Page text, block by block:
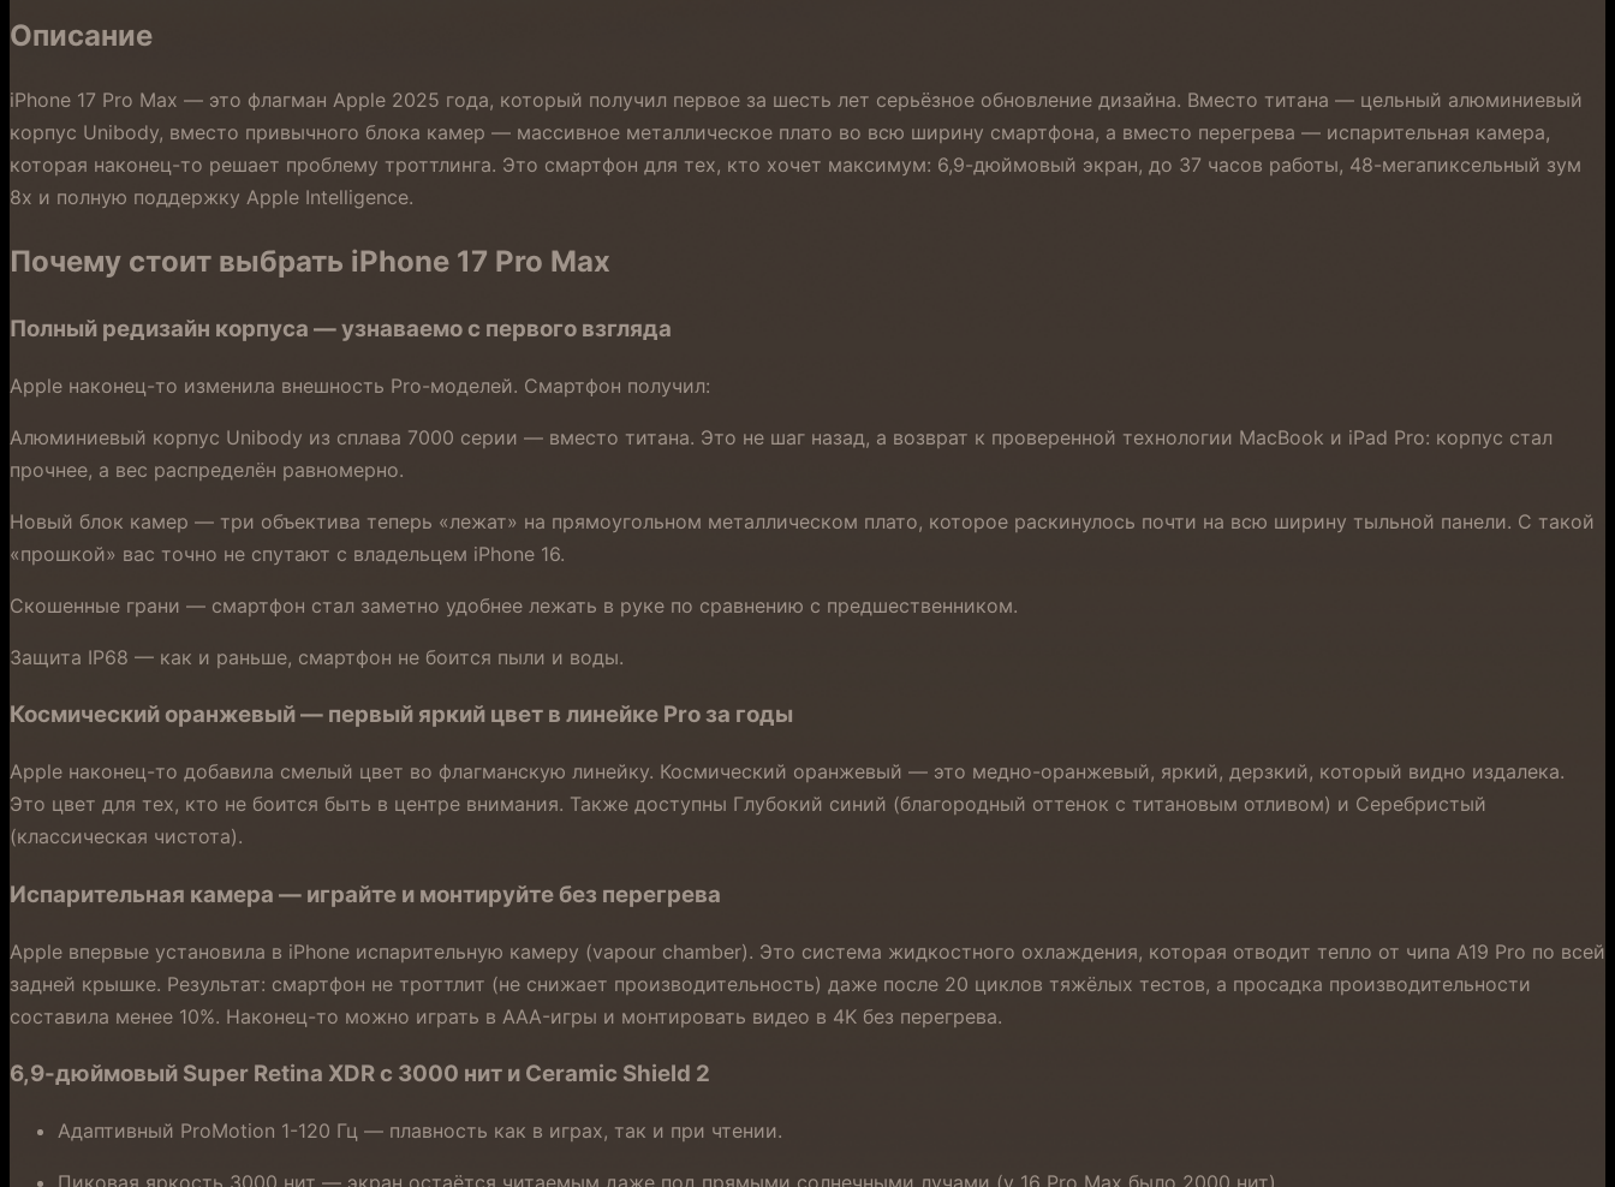
Описание
iPhone 17 Pro Max — это флагман Apple 2025 года, который получил первое за шесть лет серьёзное обновление дизайна. Вместо титана — цельный алюминиевый
корпус Unibody, вместо привычного блока камер — массивное металлическое плато во всю ширину смартфона, а вместо перегрева — испарительная камера,
которая наконец-то решает проблему троттлинга. Это смартфон для тех, кто хочет максимум: 6,9-дюймовый экран, до 37 часов работы, 48-мегапиксельный зум
8x и полную поддержку Apple Intelligence.
Почему стоит выбрать iPhone 17 Pro Max
Полный редизайн корпуса — узнаваемо с первого взгляда
Apple наконец-то изменила внешность Pro-моделей. Смартфон получил:
Алюминиевый корпус Unibody из сплава 7000 серии — вместо титана. Это не шаг назад, а возврат к проверенной технологии MacBook и iPad Pro: корпус стал
прочнее, а вес распределён равномерно.
Новый блок камер — три объектива теперь «лежат» на прямоугольном металлическом плато, которое раскинулось почти на всю ширину тыльной панели. С такой
«прошкой» вас точно не спутают с владельцем iPhone 16.
Скошенные грани — смартфон стал заметно удобнее лежать в руке по сравнению с предшественником.
Защита IP68 — как и раньше, смартфон не боится пыли и воды.
Космический оранжевый — первый яркий цвет в линейке Pro за годы
Apple наконец-то добавила смелый цвет во флагманскую линейку. Космический оранжевый — это медно-оранжевый, яркий, дерзкий, который видно издалека.
Это цвет для тех, кто не боится быть в центре внимания. Также доступны Глубокий синий (благородный оттенок с титановым отливом) и Серебристый
(классическая чистота).
Испарительная камера — играйте и монтируйте без перегрева
Apple впервые установила в iPhone испарительную камеру (vapour chamber). Это система жидкостного охлаждения, которая отводит тепло от чипа A19 Pro по всей
задней крышке. Результат: смартфон не троттлит (не снижает производительность) даже после 20 циклов тяжёлых тестов, а просадка производительности
составила менее 10%. Наконец-то можно играть в AAA-игры и монтировать видео в 4K без перегрева.
6,9-дюймовый Super Retina XDR с 3000 нит и Ceramic Shield 2
Адаптивный ProMotion 1-120 Гц — плавность как в играх, так и при чтении.
Пиковая яркость 3000 нит — экран остаётся читаемым даже под прямыми солнечными лучами (у 16 Pro Max было 2000 нит).